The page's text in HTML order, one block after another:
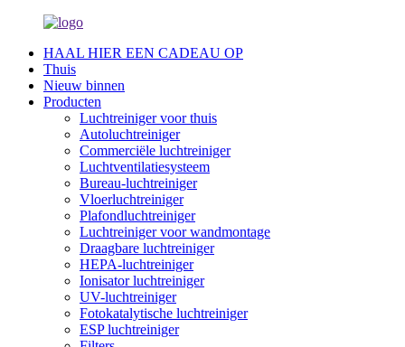
HAAL HIER EEN CADEAU OP
Thuis
Nieuw binnen
Producten
Luchtreiniger voor thuis
Autoluchtreiniger
Commerciële luchtreiniger
Luchtventilatiesysteem
Bureau-luchtreiniger
Vloerluchtreiniger
Plafondluchtreiniger
Luchtreiniger voor wandmontage
Draagbare luchtreiniger
HEPA-luchtreiniger
Ionisator luchtreiniger
UV-luchtreiniger
Fotokatalytische luchtreiniger
ESP luchtreiniger